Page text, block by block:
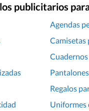
publicitarios
Agendas
Camisetas
Regalos
Uniformes